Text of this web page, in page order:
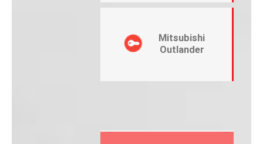
Mitsubishi
Outlander